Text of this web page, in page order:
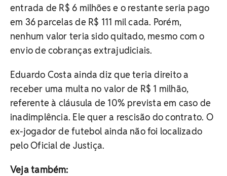
entrada de R$ 6 milhões e o restante seria pago
em 36 parcelas de R$ 111 mil cada. Porém,
nenhum valor teria sido quitado, mesmo com o
envio de cobranças extrajudiciais.
Eduardo Costa ainda diz que teria direito a
receber uma multa no valor de R$ 1 milhão,
referente à cláusula de 10% prevista em caso de
inadimplência. Ele quer a rescisão do contrato. O
ex-jogador de futebol ainda não foi localizado
pelo Oficial de Justiça.
Veja também: